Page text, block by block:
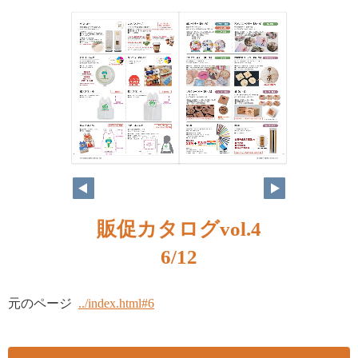
販促カタログvol.4
6/12
元のページ ../index.html#6